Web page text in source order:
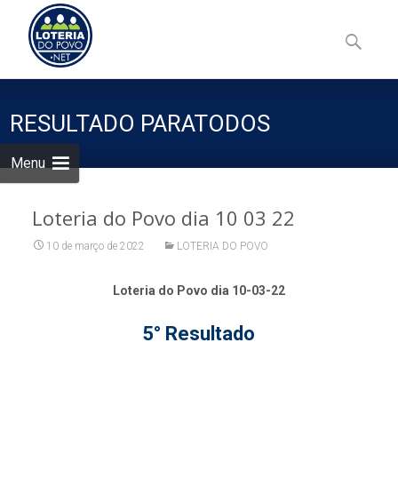
Menu
to
content
por:
RESULTADO PARATODOS
Loteria do Povo dia 10 03 22
10 de março de 2022 LOTERIA DO POVO
Loteria do Povo dia 10-03-22
5° Resultado